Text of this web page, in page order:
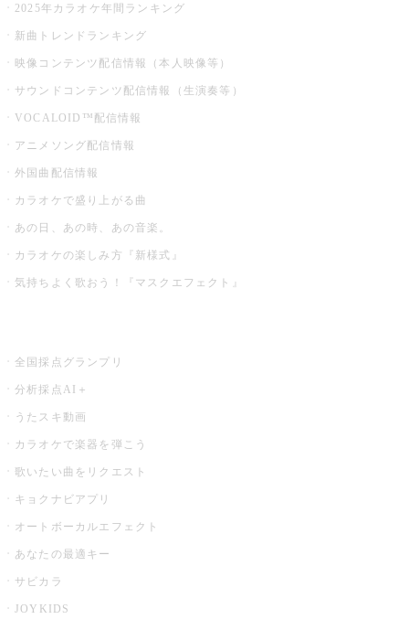
2025年カラオケ年間ランキング
新曲トレンドランキング
映像コンテンツ配信情報（本人映像等）
サウンドコンテンツ配信情報（生演奏等）
VOCALOID™配信情報
アニメソング配信情報
外国曲配信情報
カラオケで盛り上がる曲
あの日、あの時、あの音楽。
カラオケの楽しみ方『新様式』
気持ちよく歌おう！『マスクエフェクト』
全国採点グランプリ
分析採点AI＋
うたスキ動画
カラオケで楽器を弾こう
歌いたい曲をリクエスト
キョクナビアプリ
オートボーカルエフェクト
あなたの最適キー
サビカラ
JOYKIDS